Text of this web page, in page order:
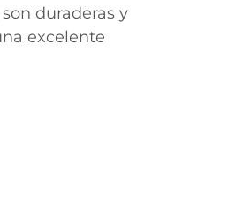
duraderas y
excelente